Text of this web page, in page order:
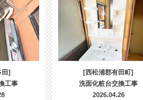
田]
工事
[西松浦郡有田町]
洗面化粧台交換工事
2026.04.26